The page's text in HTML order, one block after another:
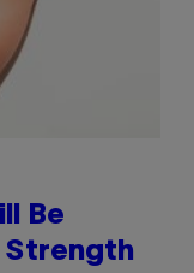
Be
Strength